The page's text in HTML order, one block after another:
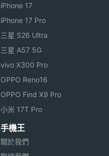
iPhone 17
iPhone 17 Pro
三星 S26 Ultra
三星 A57 5G
vivo X300 Pro
OPPO Reno16
OPPO Find X9 Pro
小米 17T Pro
手機王
關於我們